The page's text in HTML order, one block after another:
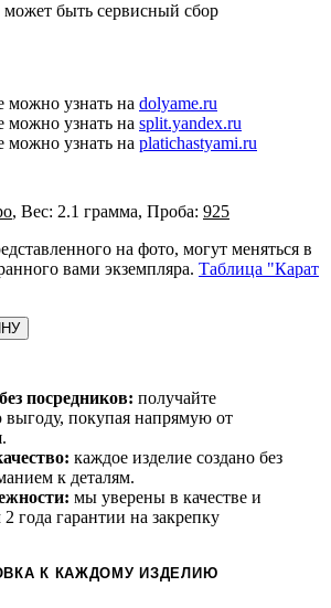
быть сервисный сбор
можно узнать на dolyame.ru
можно узнать на split.yandex.ru
можно узнать на platichastyami.ru
, Вес: 2.1 грамма, Проба: 925
на фото, могут меняться в
вами экземпляра. Таблица "Карат
посредников: получайте
покупая напрямую от
каждое изделие создано без
к деталям.
мы уверены в качестве и
года гарантии на закрепку
К КАЖДОМУ ИЗДЕЛИЮ